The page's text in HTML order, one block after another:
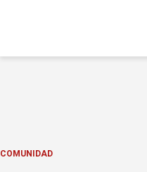
COMUNIDAD